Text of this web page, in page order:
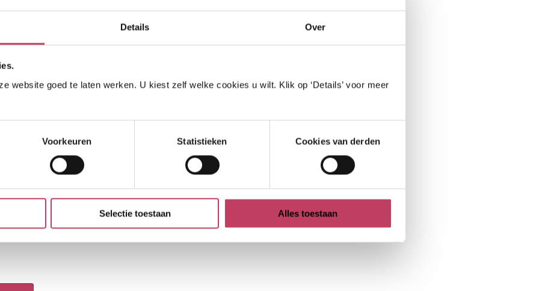
Details Over
website goed te laten werken. U kiest zelf welke cookies u wilt. Klik op ‘Details’ voor meer
Voorkeuren Statistieken Cookies van derden
Selectie toestaan Alles toestaan
commissaris gezocht
gezocht
vindt in samenwerking, verbinding en tegenkracht. Een
vanuit verschillende invalshoeken naar een vraagstuk kan
open, prikkelende dialoog om zo gezamenlijk als team tot